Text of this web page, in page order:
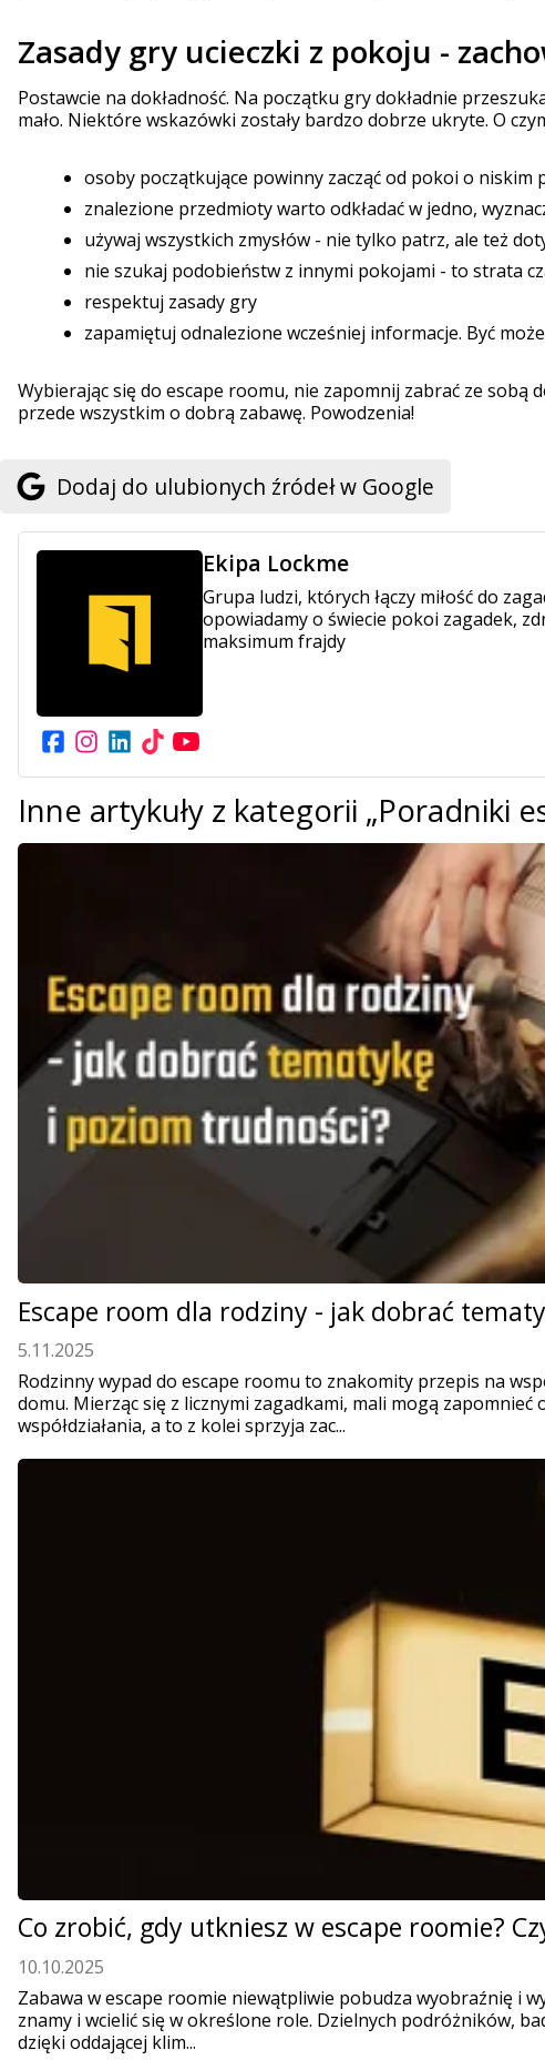
Zasady gry ucieczki z pokoju -
Postawcie na dokładność. Na początku gry dokładnie
mało. Niektóre wskazówki zostały bardzo dobrze ukryte. O
osoby początkujące powinny zacząć od pokoi o niskim
znalezione przedmioty warto odkładać w jedno,
używaj wszystkich zmysłów - nie tylko patrz, ale też
nie szukaj podobieństw z innymi pokojami - to strata
respektuj zasady gry
zapamiętuj odnalezione wcześniej informacje. Być
Wybierając się do escape roomu, nie zapomnij zabrać ze
przede wszystkim o dobrą zabawę. Powodzenia!
Dodaj do ulubionych źródeł w Google
Ekipa Lockme
Grupa ludzi, których łączy miłość do
opowiadamy o świecie pokoi zagadek,
maksimum frajdy
Inne artykuły z kategorii „Poradniki
Escape room dla rodziny - jak dobrać
5.11.2025
Rodzinny wypad do escape roomu to znakomity przepis na
domu. Mierząc się z licznymi zagadkami, mali mogą
współdziałania, a to z kolei sprzyja zac...
Co zrobić, gdy utkniesz w escape roomie?
10.10.2025
Zabawa w escape roomie niewątpliwie pobudza wyobraźnię i
znamy i wcielić się w określone role. Dzielnych podróżników,
dzięki oddającej klim...